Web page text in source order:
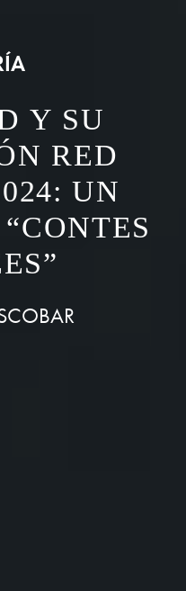
Y SU
RED
UN